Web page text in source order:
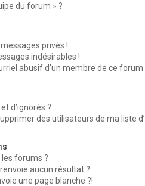
du forum » ?
privés !
indésirables !
abusif d’un membre de ce forum
d’ignorés ?
des utilisateurs de ma liste
forums ?
aucun résultat ?
une page blanche ?!